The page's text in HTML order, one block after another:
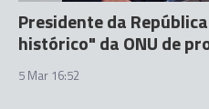
Presidente da
histórico" da ONU de
5 Mar 16:52